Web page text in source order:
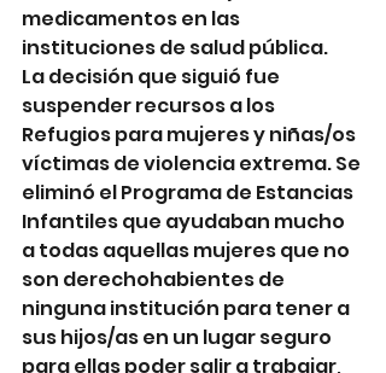
medicamentos en las
instituciones de salud pública.
La decisión que siguió fue
suspender recursos a los
Refugios para mujeres y niñas/os
víctimas de violencia extrema. Se
eliminó el Programa de Estancias
Infantiles que ayudaban mucho
a todas aquellas mujeres que no
son derechohabientes de
ninguna institución para tener a
sus hijos/as en un lugar seguro
para ellas poder salir a trabajar,